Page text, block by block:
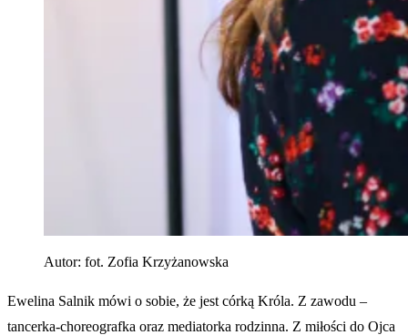
Autor: fot. Zofia Krzyżanowska
Ewelina Salnik mówi o sobie, że jest córką Króla. Z zawodu –
tancerka-choreografka oraz mediatorka rodzinna. Z miłości do Ojca